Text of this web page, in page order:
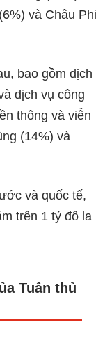
và Châu Phi
bao gồm dịch
dịch vụ công
thông và viễn
(14%) và
và quốc tế,
trên 1 tỷ đô la
Tuân thủ